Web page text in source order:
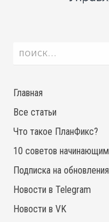
Найти:
Главная
Все статьи
Что такое ПланФикс?
10 советов начинающим
Подписка на обновления
Новости в Telegram
Новости в VK